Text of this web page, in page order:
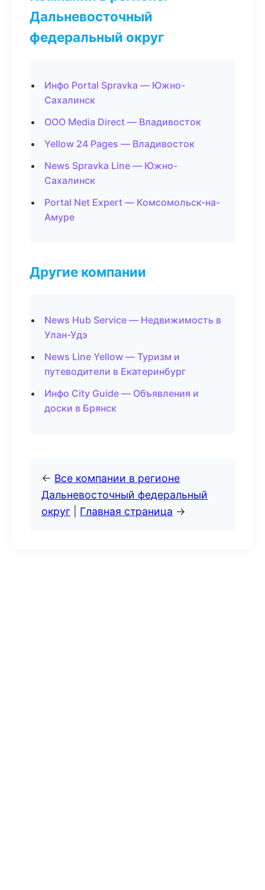
Дальневосточный
федеральный округ
Инфо Portal Spravka — Южно-
Сахалинск
ООО Media Direct — Владивосток
Yellow 24 Pages — Владивосток
News Spravka Line — Южно-
Сахалинск
Portal Net Expert — Комсомольск-на-
Амуре
Другие компании
News Hub Service — Недвижимость в
Улан-Удэ
News Line Yellow — Туризм и
путеводители в Екатеринбург
Инфо City Guide — Объявления и
доски в Брянск
← Все компании в регионе
Дальневосточный федеральный
округ
Главная страница →